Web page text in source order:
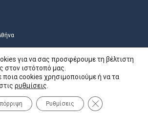
rights Reserved. Design byCOSMOTE New Site4U
Προσωπικών Δεδομένων
για να σας προσφέρουμε τη βέλτιστη
στον ιστότοπό μας.
ποια cookies χρησιμοποιούμε ή να τα
ρυθμίσεις
Ρυθμίσεις Κλείσιμο του